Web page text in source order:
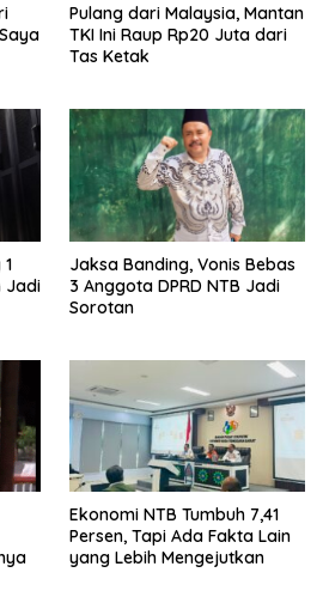
Pulang dari Malaysia, Mantan
TKI Ini Raup Rp20 Juta dari
Tas Ketak
Jadi
Jaksa Banding, Vonis Bebas
3 Anggota DPRD NTB Jadi
Sorotan
Ekonomi NTB Tumbuh 7,41
Persen, Tapi Ada Fakta Lain
yang Lebih Mengejutkan